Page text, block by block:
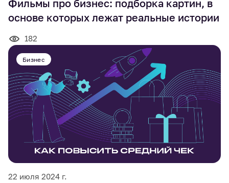
Фильмы про бизнес: подборка картин, в
основе которых лежат реальные истории
182
Бизнес
22 июля 2024 г.